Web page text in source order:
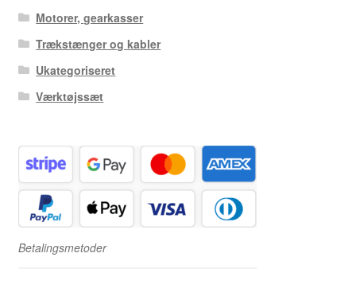
Motorer, gearkasser
Trækstænger og kabler
Ukategoriseret
Værktøjssæt
Betalingsmetoder